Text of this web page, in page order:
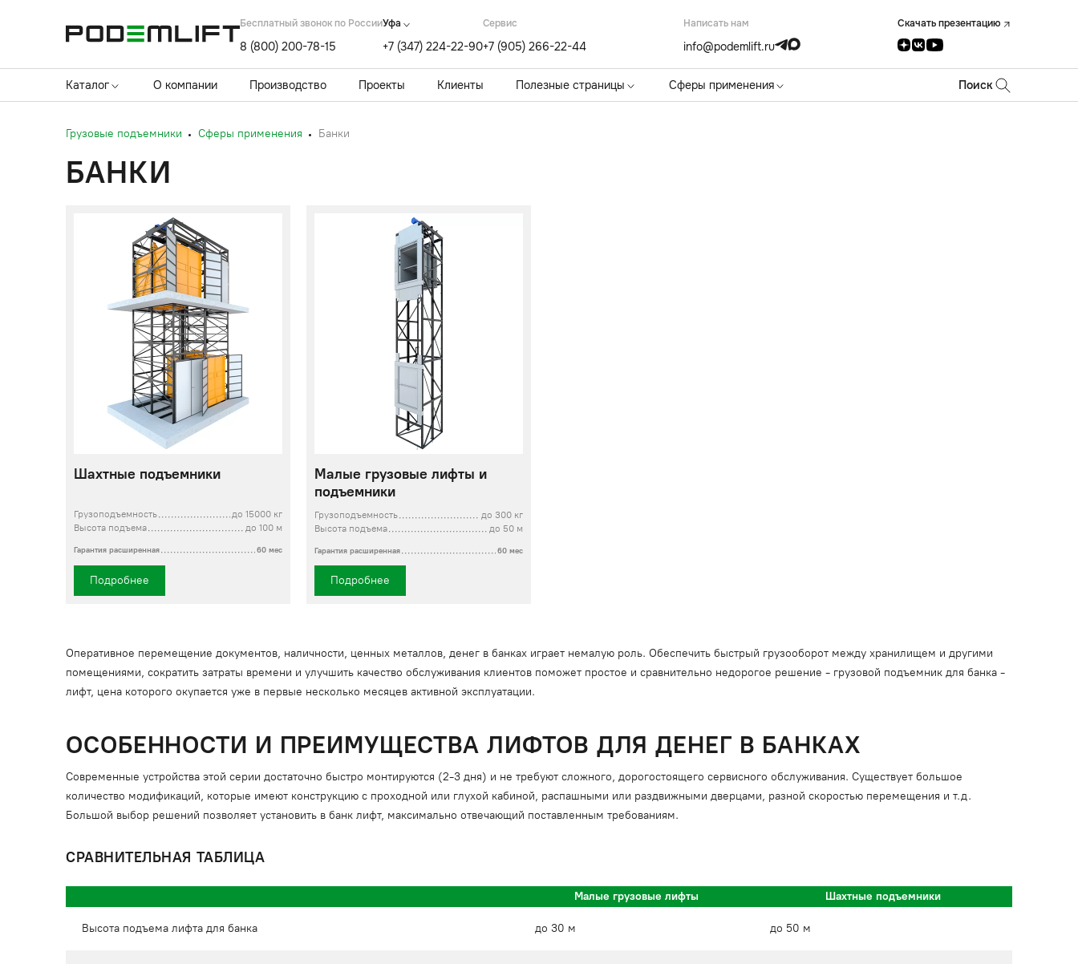
Бесплатный звонок по России
8 (800) 200-78-15
Уфа
+7 (347) 224-22-90
Cервис
+7 (905) 266-22-44
Написать нам
info@podemlift.ru
Скачать презентацию
Каталог О компании Производство Проекты Клиенты Полезные страницы Сферы применения Поиск
Грузовые подъемники Сферы применения Банки
БАНКИ
Шахтные подъемники
Грузоподъемность
до 15000 кг
Высота подъема
до 100 м
Гарантия расширенная 60 мес
Подробнее
Малые грузовые лифты и
подъемники
Грузоподъемность
до 300 кг
Высота подъема
до 50 м
Гарантия расширенная 60 мес
Подробнее
Оперативное перемещение документов, наличности, ценных металлов, денег в банках играет немалую роль. Обеспечить быстрый грузооборот между хранилищем и другими
помещениями, сократить затраты времени и улучшить качество обслуживания клиентов поможет простое и сравнительно недорогое решение - грузовой подъемник для банка -
лифт, цена которого окупается уже в первые несколько месяцев активной эксплуатации.
ОСОБЕННОСТИ И ПРЕИМУЩЕСТВА ЛИФТОВ ДЛЯ ДЕНЕГ В БАНКАХ
Современные устройства этой серии достаточно быстро монтируются (2-3 дня) и не требуют сложного, дорогостоящего сервисного обслуживания. Существует большое
количество модификаций, которые имеют конструкцию с проходной или глухой кабиной, распашными или раздвижными дверцами, разной скоростью перемещения и т.д.
Большой выбор решений позволяет установить в банк лифт, максимально отвечающий поставленным требованиям.
СРАВНИТЕЛЬНАЯ ТАБЛИЦА
Малые грузовые лифты Шахтные подъемники
Высота подъема лифта для банка до 30 м до 50 м